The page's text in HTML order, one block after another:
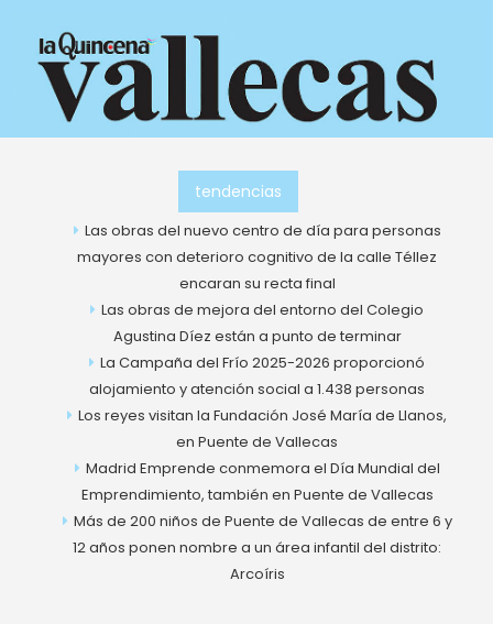
contenido
tendencias
Las obras del nuevo centro de día para personas
mayores con deterioro cognitivo de la calle Téllez
encaran su recta final
Las obras de mejora del entorno del Colegio
Agustina Díez están a punto de terminar
La Campaña del Frío 2025-2026 proporcionó
alojamiento y atención social a 1.438 personas
Los reyes visitan la Fundación José María de Llanos,
en Puente de Vallecas
Madrid Emprende conmemora el Día Mundial del
Emprendimiento, también en Puente de Vallecas
Más de 200 niños de Puente de Vallecas de entre 6 y
12 años ponen nombre a un área infantil del distrito:
Arcoíris